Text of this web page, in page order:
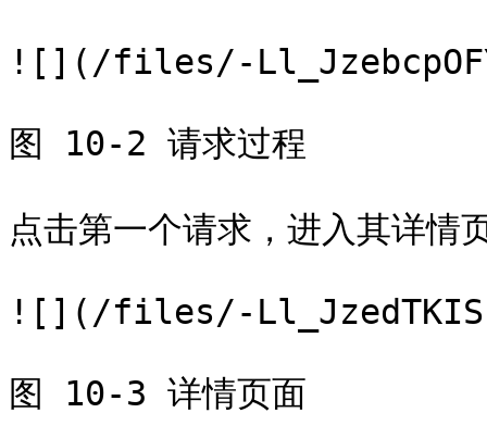
![](/files/-
图 10-2 请求过程
点击第一个请求，进入其详
![](/files/-
图 10-3 详情页面